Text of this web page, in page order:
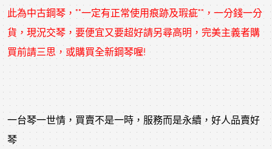
此為中古鋼琴 ，""一定有正常使用痕跡及瑕疵""，一分錢一分
貨，現況交琴，要便宜又要超好請另尋高明，完美主義者購
買前請三思，或購買全新鋼琴喔!
一台琴一世情，買賣不是一時，服務而是永續，好人品賣好
琴